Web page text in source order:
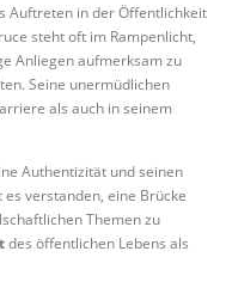
Auftreten in der Öffentlichkeit
steht oft im Rampenlicht,
Anliegen aufmerksam zu
Seine unermüdlichen
als auch in seinem
Authentizität und seinen
verstanden, eine Brücke
Themen zu
des öffentlichen Lebens als